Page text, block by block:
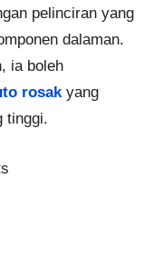
pelinciran yang
dalaman.
ia boleh
rosakyang
tinggi.